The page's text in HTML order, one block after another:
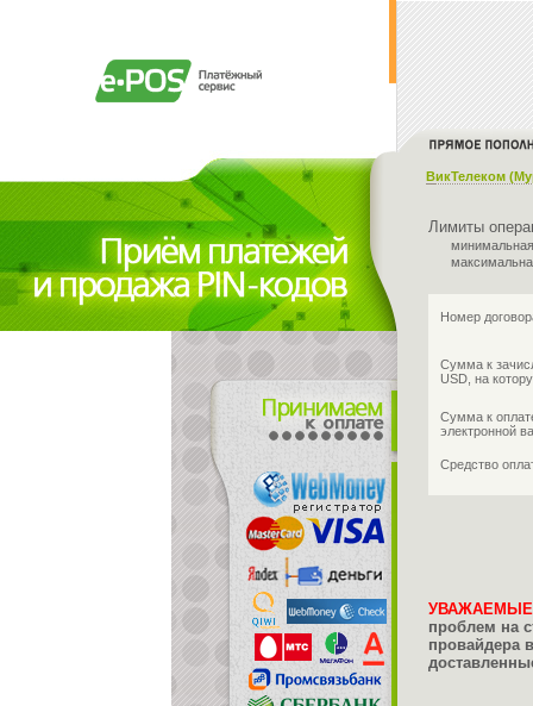
ВикТелеком
Лимиты
Номер
Сумма к
USD, на
Сумма к
электронной
Средство
проблем на
провайдера